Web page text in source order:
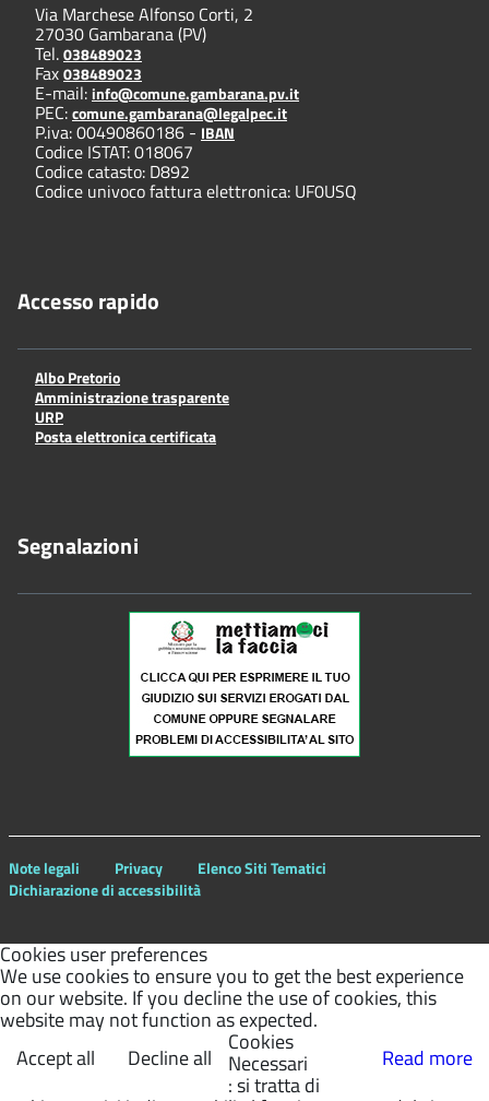
Via Marchese Alfonso Corti, 2
27030 Gambarana (PV)
Tel.038489023
Fax038489023
E-mail:info@comune.gambarana.pv.it
PEC:comune.gambarana@legalpec.it
P.iva: 00490860186 - IBAN
Codice ISTAT: 018067
Codice catasto: D892
Codice univoco fattura elettronica: UF0USQ
Accesso rapido
Albo Pretorio
Amministrazione trasparente
URP
Posta elettronica certificata
Segnalazioni
Note legali Privacy
Elenco Siti Tematici
Dichiarazione di accessibilità
Cookies user preferences
We use cookies to ensure you to get the best experience
on our website. If you decline the use of cookies, this
website may not function as expected.
Accept all
Decline all Read more
Cookies
Necessari
: si tratta di